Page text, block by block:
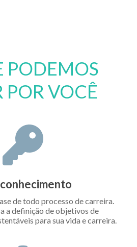
PODEMOS
POR VOCÊ
de todo processo de carreira.
a definição de objetivos de
para sua vida e carreira.